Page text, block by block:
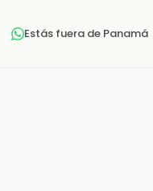
Estás fuera de Panamá